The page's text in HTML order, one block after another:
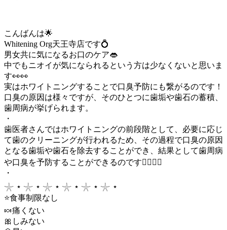
こんばんは🌟
Whitening Org天王寺店です💍
男女共に気になるお口のケア👄
中でもニオイが気になられるという方は少なくないと思いま
す👀👀
実はホワイトニングすることで口臭予防にも繋がるのです！
口臭の原因は様々ですが、そのひとつに歯垢や歯石の蓄積、
歯周病が挙げられます。
・
歯医者さんではホワイトニングの前段階として、必要に応じ
て歯のクリーニングが行われるため、その過程で口臭の原因
となる歯垢や歯石を除去することができ、結果として歯周病
や口臭を予防することができるのです☝🏼💡💡
・
𓇼 ⋆ 𓇼 ⋆ 𓇼 ⋆ 𓇼 ⋆ 𓇼 ⋆ 𓇼 ⋆
⭐️食事制限なし
🍬痛くない
🎀しみない